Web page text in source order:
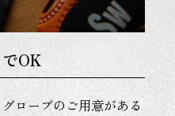
OK
ローブのご用意がある